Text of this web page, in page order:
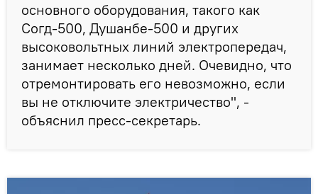
основного оборудования, такого как
Согд-500, Душанбе-500 и других
высоковольтных линий электропередач,
занимает несколько дней. Очевидно, что
отремонтировать его невозможно, если
вы не отключите электричество", -
объяснил пресс-секретарь.